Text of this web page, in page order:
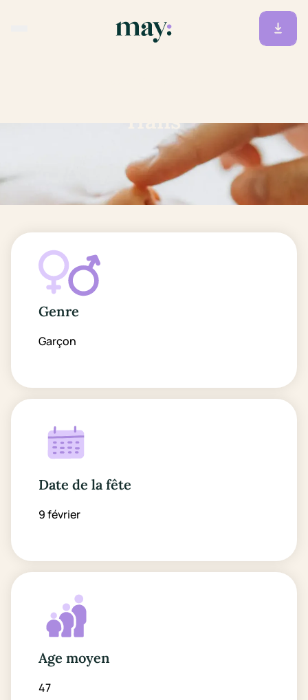
Genre
Garçon
Date de la fête
9 février
Age moyen
47